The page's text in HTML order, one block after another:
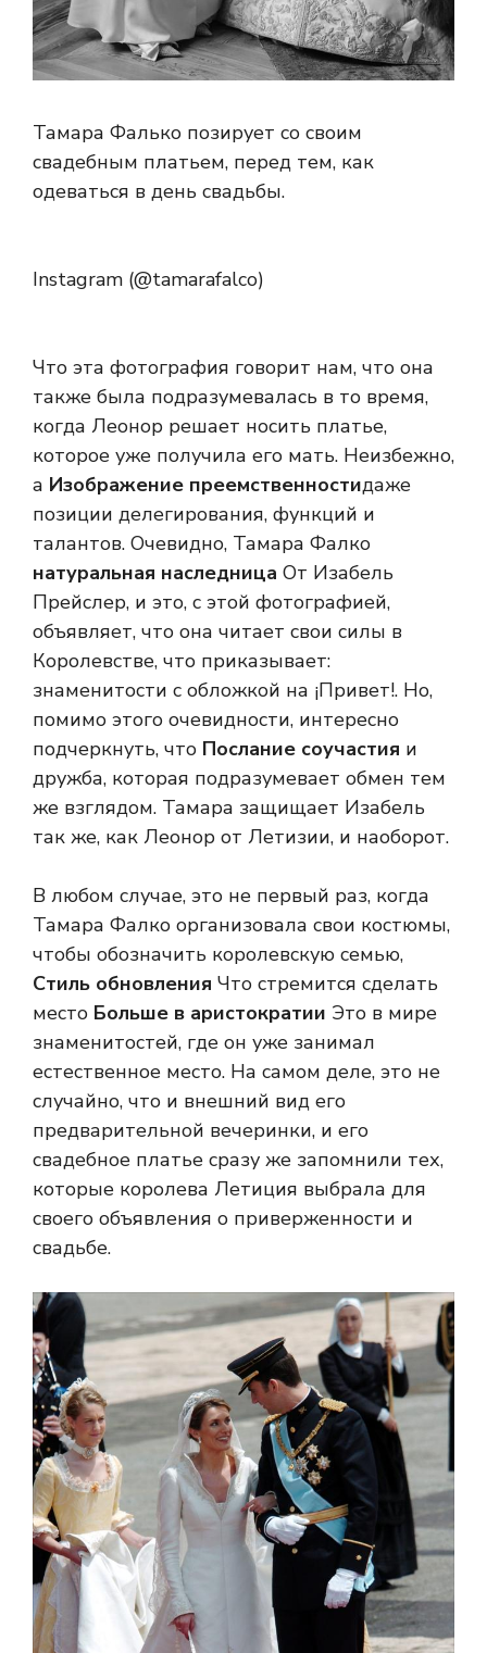
Тамара Фалько позирует со своим
свадебным платьем, перед тем, как
одеваться в день свадьбы.
Instagram (@tamarafalco)
Что эта фотография говорит нам, что она
также была подразумевалась в то время,
когда Леонор решает носить платье,
которое уже получила его мать. Неизбежно,
а Изображение преемственностидаже
позиции делегирования, функций и
талантов. Очевидно, Тамара Фалко
натуральная наследница От Изабель
Прейслер, и это, с этой фотографией,
объявляет, что она читает свои силы в
Королевстве, что приказывает:
знаменитости с обложкой на ¡Привет!. Но,
помимо этого очевидности, интересно
подчеркнуть, что Послание соучастия и
дружба, которая подразумевает обмен тем
же взглядом. Тамара защищает Изабель
так же, как Леонор от Летизии, и наоборот.
В любом случае, это не первый раз, когда
Тамара Фалко организовала свои костюмы,
чтобы обозначить королевскую семью,
Стиль обновления Что стремится сделать
место Больше в аристократии Это в мире
знаменитостей, где он уже занимал
естественное место. На самом деле, это не
случайно, что и внешний вид его
предварительной вечеринки, и его
свадебное платье сразу же запомнили тех,
которые королева Летиция выбрала для
своего объявления о приверженности и
свадьбе.